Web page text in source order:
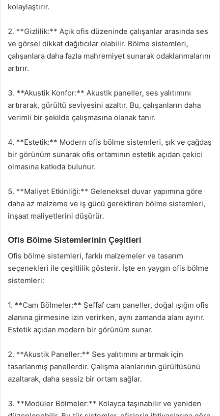
kolaylaştırır.
2. **Gizlilik:** Açık ofis düzeninde çalışanlar arasında ses
ve görsel dikkat dağıtıcılar olabilir. Bölme sistemleri,
çalışanlara daha fazla mahremiyet sunarak odaklanmalarını
artırır.
3. **Akustik Konfor:** Akustik paneller, ses yalıtımını
artırarak, gürültü seviyesini azaltır. Bu, çalışanların daha
verimli bir şekilde çalışmasına olanak tanır.
4. **Estetik:** Modern ofis bölme sistemleri, şık ve çağdaş
bir görünüm sunarak ofis ortamının estetik açıdan çekici
olmasına katkıda bulunur.
5. **Maliyet Etkinliği:** Geleneksel duvar yapımına göre
daha az malzeme ve iş gücü gerektiren bölme sistemleri,
inşaat maliyetlerini düşürür.
Ofis Bölme Sistemlerinin Çeşitleri
Ofis bölme sistemleri, farklı malzemeler ve tasarım
seçenekleri ile çeşitlilik gösterir. İşte en yaygın ofis bölme
sistemleri:
1. **Cam Bölmeler:** Şeffaf cam paneller, doğal ışığın ofis
alanına girmesine izin verirken, aynı zamanda alanı ayırır.
Estetik açıdan modern bir görünüm sunar.
2. **Akustik Paneller:** Ses yalıtımını artırmak için
tasarlanmış panellerdir. Çalışma alanlarının gürültüsünü
azaltarak, daha sessiz bir ortam sağlar.
3. **Modüler Bölmeler:** Kolayca taşınabilir ve yeniden